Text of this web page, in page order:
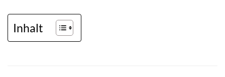
Inhalt